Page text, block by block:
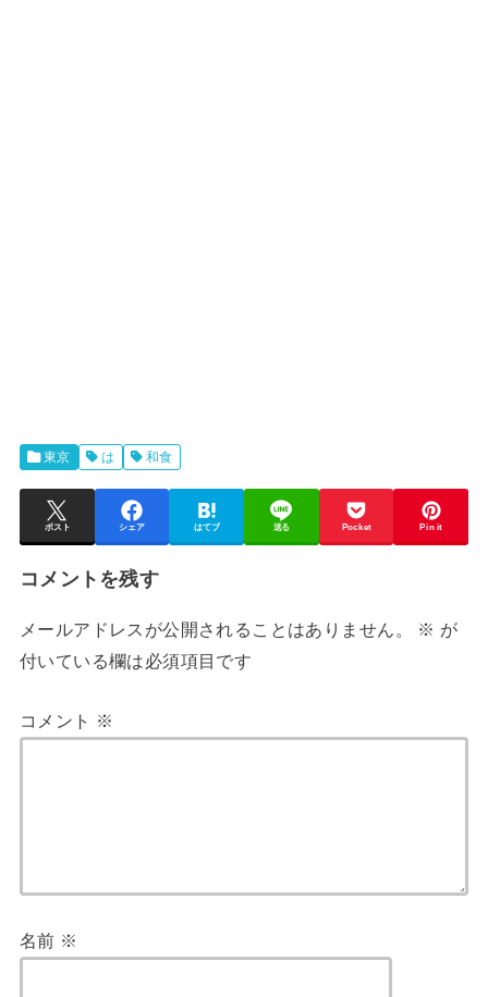
東京 は 和食
ポスト シェア はてブ 送る Pocket Pin it
コメントを残す
メールアドレスが公開されることはありません。 ※ が
付いている欄は必須項目です
コメント ※
名前 ※